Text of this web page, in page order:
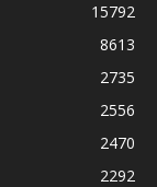
15792
8613
2735
2556
2470
2292